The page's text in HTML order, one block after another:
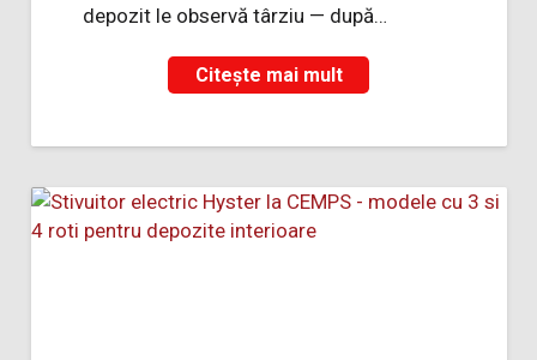
depozit le observă târziu — după…
Citește mai mult